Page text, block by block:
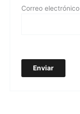
Correo electrónico